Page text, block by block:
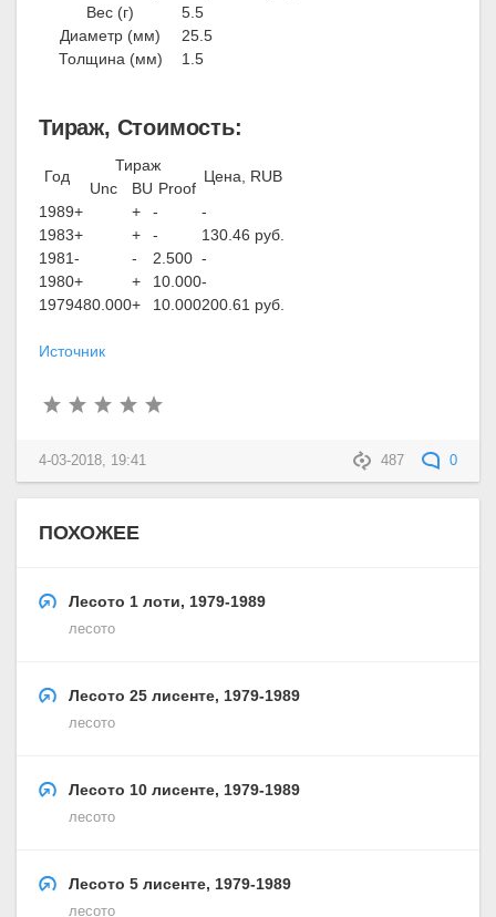
Вес (г)
5.5
Диаметр (мм)
25.5
Толщина (мм)
1.5
Тираж, Стоимость:
Год
Тираж
Цена, RUB
Unc BU Proof
1989+ + -
-
1983+ + -
130.46 руб.
1981- - 2.500 -
1980+ + 10.000-
1979480.000+ 10.000200.61 руб.
Источник
487 0
4-03-2018, 19:41
ПОХОЖЕЕ
Лесото 1 лоти, 1979-1989
лесото
Лесото 25 лисенте, 1979-1989
лесото
Лесото 10 лисенте, 1979-1989
лесото
Лесото 5 лисенте, 1979-1989
лесото